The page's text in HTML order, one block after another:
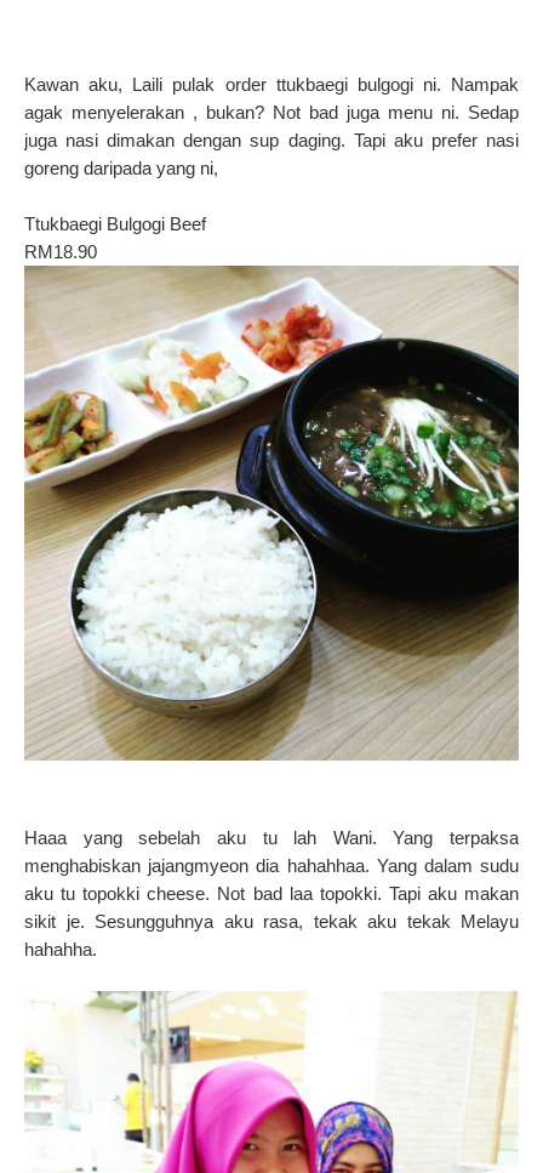
Kawan aku, Laili pulak order ttukbaegi bulgogi ni. Nampak
agak menyelerakan , bukan? Not bad juga menu ni. Sedap
juga nasi dimakan dengan sup daging. Tapi aku prefer nasi
goreng daripada yang ni,
Ttukbaegi Bulgogi Beef
RM18.90
Haaa yang sebelah aku tu lah Wani. Yang terpaksa
menghabiskan jajangmyeon dia hahahhaa. Yang dalam sudu
aku tu topokki cheese. Not bad laa topokki. Tapi aku makan
sikit je. Sesungguhnya aku rasa, tekak aku tekak Melayu
hahahha.